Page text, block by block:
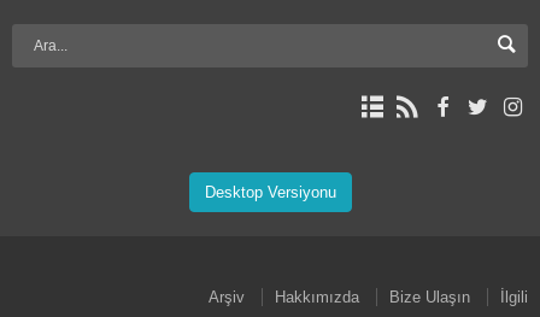
Desktop Versiyonu
Arşiv Hakkımızda Bize Ulaşın İlgili